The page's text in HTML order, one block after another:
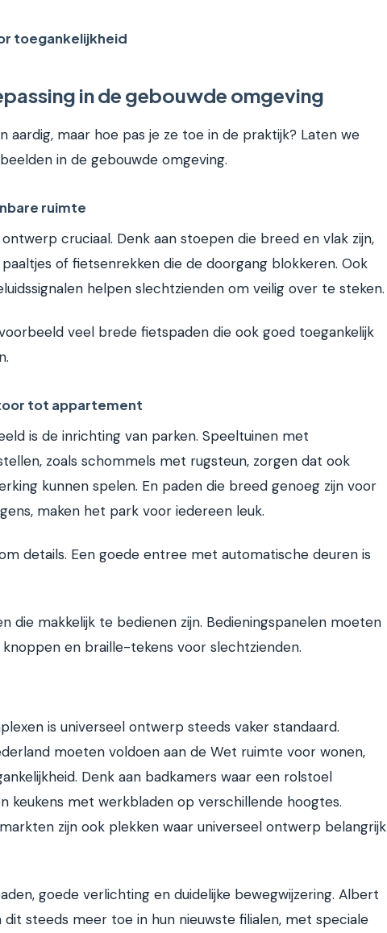
toegankelijkheid
in de gebouwde omgeving
aardig, maar hoe pas je ze toe in de praktijk? Laten we
in de gebouwde omgeving.
ruimte
cruciaal. Denk aan stoepen die breed en vlak zijn,
of fietsenrekken die de doorgang blokkeren. Ook
helpen slechtzienden om veilig over te steken.
veel brede fietspaden die ook goed toegankelijk
tot appartement
is de inrichting van parken. Speeltuinen met
zoals schommels met rugsteun, zorgen dat ook
kunnen spelen. En paden die breed genoeg zijn voor
maken het park voor iedereen leuk.
details. Een goede entree met automatische deuren is
die makkelijk te bedienen zijn. Bedieningspanelen moeten
en braille-tekens voor slechtzienden.
is universeel ontwerp steeds vaker standaard.
moeten voldoen aan de Wet ruimte voor wonen,
Denk aan badkamers waar een rolstoel
keukens met werkbladen op verschillende hoogtes.
zijn ook plekken waar universeel ontwerp belangrijk
goede verlichting en duidelijke bewegwijzering. Albert
dit steeds meer toe in hun nieuwste filialen, met speciale